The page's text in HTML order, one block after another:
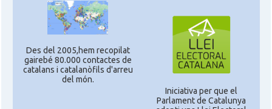
Des del 2005,hem recopilat
gairebé 80.000 contactes de
catalans i catalanòfils d'arreu
del món.
Iniciativa per que el
Parlament de Catalunya